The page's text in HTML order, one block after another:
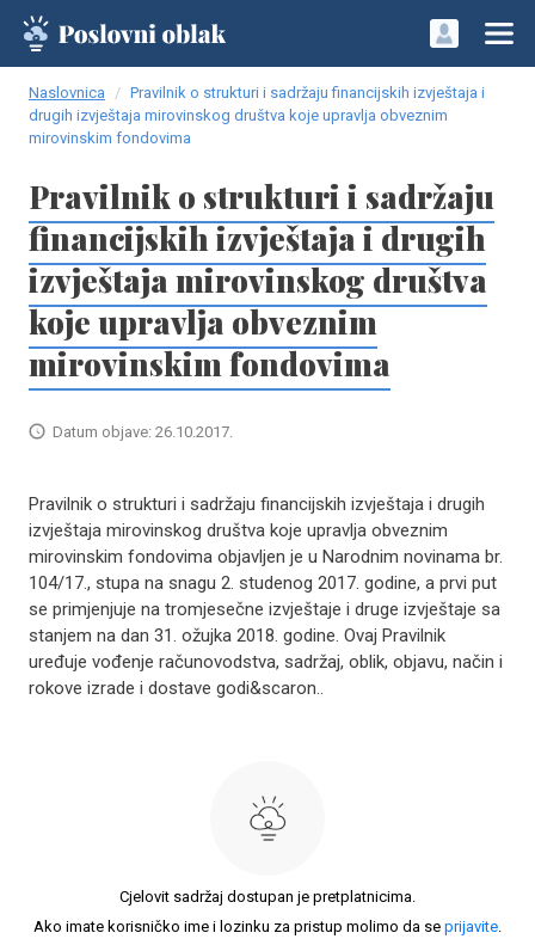
Naslovnica
Pravilnik o strukturi i sadržaju financijskih izvještaja i
drugih izvještaja mirovinskog društva koje upravlja obveznim
mirovinskim fondovima
Pravilnik o strukturi i sadržaju
financijskih izvještaja i drugih
izvještaja mirovinskog društva
koje upravlja obveznim
mirovinskim fondovima
Datum objave: 26.10.2017.
Pravilnik o strukturi i sadržaju financijskih izvještaja i drugih
izvještaja mirovinskog društva koje upravlja obveznim
mirovinskim fondovima objavljen je u Narodnim novinama br.
104/17., stupa na snagu 2. studenog 2017. godine, a prvi put
se primjenjuje na tromjesečne izvještaje i druge izvještaje sa
stanjem na dan 31. ožujka 2018. godine. Ovaj Pravilnik
uređuje vođenje računovodstva, sadržaj, oblik, objavu, način i
rokove izrade i dostave godi&scaron..
Cjelovit sadržaj dostupan je pretplatnicima.
Ako imate korisničko ime i lozinku za pristup molimo da se prijavite.